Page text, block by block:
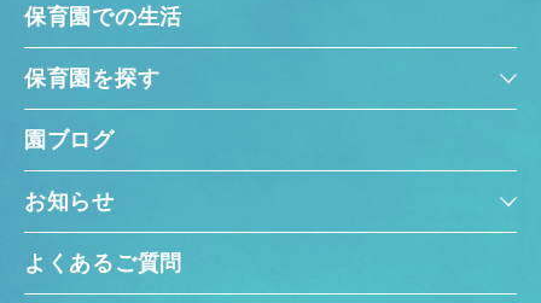
保育園での生活
保育園を探す
園ブログ
お知らせ
よくあるご質問